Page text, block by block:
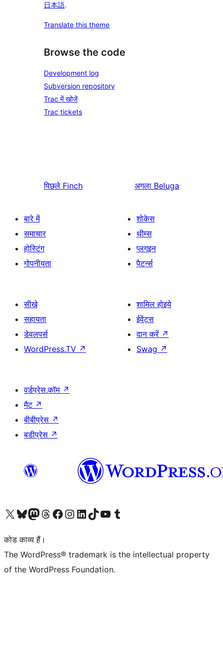
日本語.
Translate this theme
Browse the code
Development log
Subversion repository
Trac में खोजें
Trac tickets
पिछले Finch अगला Beluga
बारे में
समाचार
होस्टिंग
गोपनीयता
शोकेस
थीम्स
प्लगइन
पैटर्न्स
सीखे
सहायता
डेवलपर्स
WordPress.TV ↗
शामिल होइये
ईवेंट्स
दान करें ↗
Swag ↗
वर्डप्रेस.कॉम ↗
मैट ↗
बीबीप्रेस ↗
बडीप्रेस ↗
Visit our X (formerly Twitter) account
हमारे बलुस्की खाते पर जाएँVisit our Mastodon account
हमारे थ्रेड्स अकाउंट पर जाएंहमारे फेसबुक पेज पर जाएँहमारे इंस्टाग्राम अकाउंट पर जाएंहमारे लिंक्डइन खाते पर जाएँहमारे टिकटॉक खाते पर जाएँहमारे यूट्यूब चैनल पर जाएंहमारे Tumblr खाते पर जाएँ
कोड काव्य हैं।
The WordPress® trademark is the intellectual property
of the WordPress Foundation.